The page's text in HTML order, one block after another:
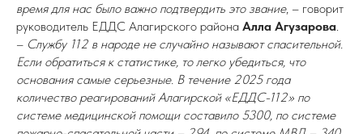
время для нас было важно подтвердить это звание, – говорит
руководитель ЕДДС Алагирского района Алла Агузарова.
– Службу 112 в народе не случайно называют спасительной.
Если обратиться к статистике, то легко убедиться, что
основания самые серьезные. В течение 2025 года
количество реагирований Алагирской «ЕДДС-112» по
системе медицинской помощи составило 5300, по системе